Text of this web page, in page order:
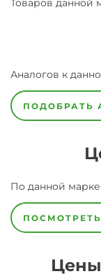
Товаров данной
Аналогов к
ПОДОБРАТЬ
По данной марке